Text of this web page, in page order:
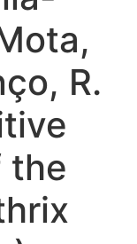
R.
the